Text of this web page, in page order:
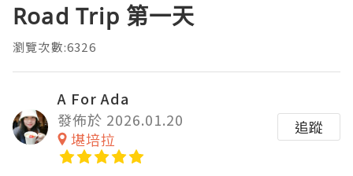
Road Trip 第一天
瀏覽次數:6326
A For Ada
發佈於 2026.01.20
堪培拉
追蹤